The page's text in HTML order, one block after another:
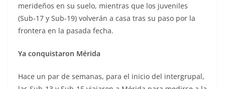
merideños en su suelo, mientras que los juveniles
(Sub-17 y Sub-19) volverán a casa tras su paso por la
frontera en la pasada fecha.
Ya conquistaron Mérida
Hace un par de semanas, para el inicio del intergrupal,